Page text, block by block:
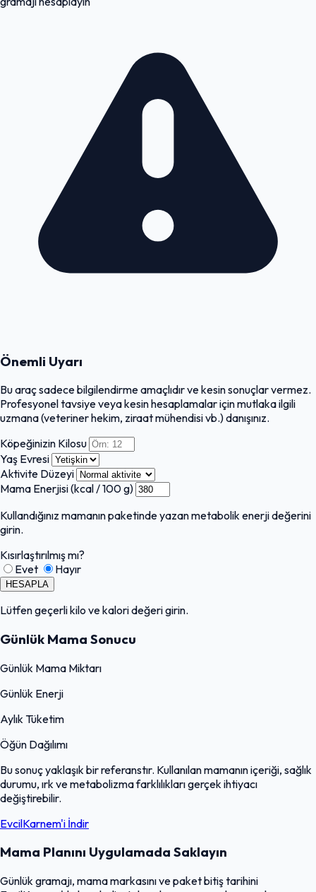
Önemli Uyarı
Bu araç sadece bilgilendirme amaçlıdır ve kesin sonuçlar vermez.
Profesyonel tavsiye veya kesin hesaplamalar için mutlaka ilgili
uzmana (veteriner hekim, ziraat mühendisi vb.) danışınız.
Köpeğinizin Kilosu
Yaş Evresi
Aktivite Düzeyi
Mama Enerjisi (kcal / 100 g)
Kullandığınız mamanın paketinde yazan metabolik enerji değerini
girin.
Kısırlaştırılmış mı?
Evet
Hayır
HESAPLA
Lütfen geçerli kilo ve kalori değeri girin.
Günlük Mama Sonucu
Günlük Mama Miktarı
Günlük Enerji
Aylık Tüketim
Öğün Dağılımı
Bu sonuç yaklaşık bir referanstır. Kullanılan mamanın içeriği, sağlık
durumu, ırk ve metabolizma farklılıkları gerçek ihtiyacı
değiştirebilir.
EvcilKarnem'i İndir
Mama Planını Uygulamada Saklayın
Günlük gramajı, mama markasını ve paket bitiş tarihini